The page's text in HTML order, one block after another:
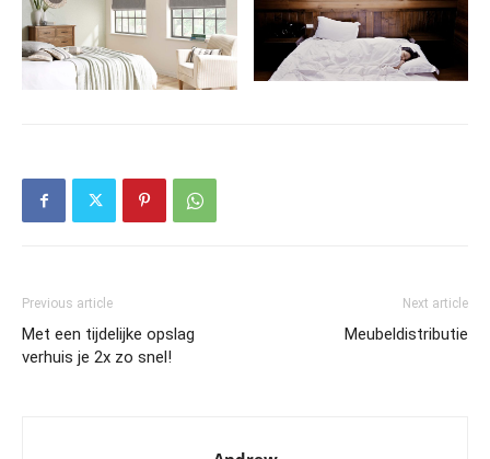
Previous article
Met een tijdelijke opslag
verhuis je 2x zo snel!
Next article
Meubeldistributie